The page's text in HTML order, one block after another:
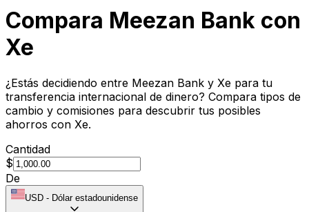
Compara Meezan Bank con
Xe
¿Estás decidiendo entre Meezan Bank y Xe para tu
transferencia internacional de dinero? Compara tipos de
cambio y comisiones para descubrir tus posibles
ahorros con Xe.
Cantidad
$
De
USD - Dólar estadounidense